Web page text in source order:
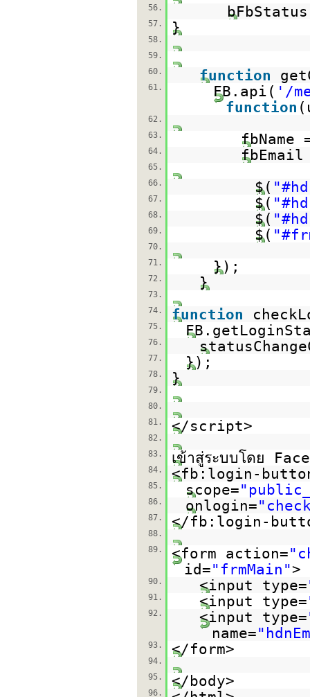
56.
57. }
58.
59.
60.
function
61. FB.api( '/
function
62.
63.
64.
65.
66.
$(
67. $(
68. $(
69. $(
70.
71.
});
72. }
73.
74.
function
75.
76.
77. });
78. }
79.
80.
81.
</script>
82.
83.
เข้าสู่ระบบโดย
84. <fb:login-
85. scope=
86. onlogin=
87. </fb:login-
88.
89.
<form action=
id="frmMain">
90. <input type=
91. <input type=
92. <input type=
name=
93. </form>
94.
95.
</body>
96.